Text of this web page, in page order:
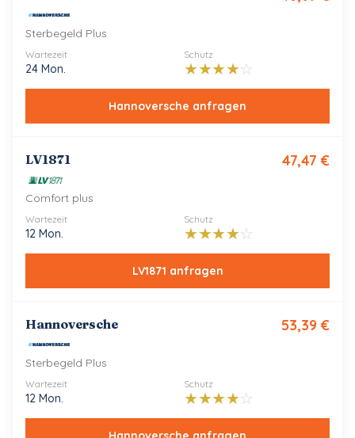
Sterbegeld Plus
Wartezeit
24 Mon.
Schutz
★★★★☆
Hannoversche anfragen
LV1871
Comfort plus
47,47 €
Wartezeit
12 Mon.
Schutz
★★★★☆
LV1871 anfragen
Hannoversche
Sterbegeld Plus
53,39 €
Wartezeit
12 Mon.
Schutz
★★★★☆